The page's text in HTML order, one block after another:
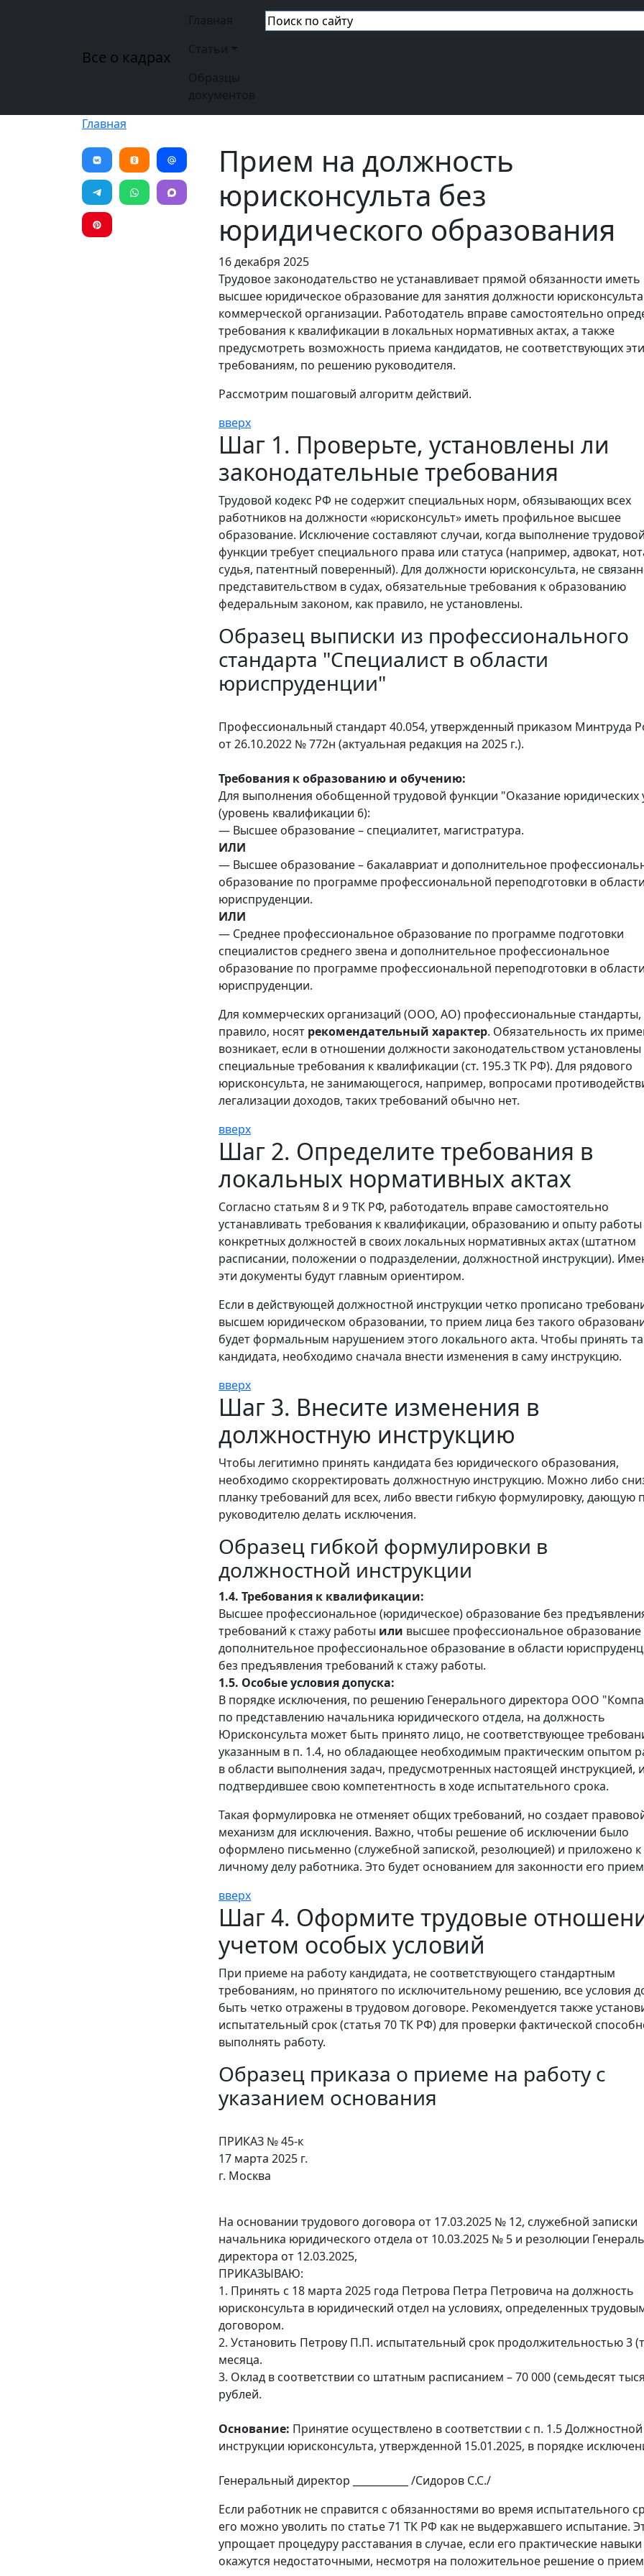
Все о кадрах
Основная навигация
Главная
Прием на должность
юрисконсульта без
юридического образования
16 декабря 2025
Трудовое законодательство не устанавливает прямой обязанности иметь
высшее юридическое образование для занятия должности
коммерческой организации. Работодатель вправе самостоятельно
требования к квалификации в локальных нормативных актах, а также
предусмотреть возможность приема кандидатов, не соответствующих
требованиям, по решению руководителя.
Рассмотрим пошаговый алгоритм действий.
вверх
Шаг 1. Проверьте, установлены ли
законодательные требования
Трудовой кодекс РФ не содержит специальных норм, обязывающих всех
работников на должности «юрисконсульт» иметь профильное высшее
образование. Исключение составляют случаи, когда выполнение трудовой
функции требует специального права или статуса (например, адвокат,
судья, патентный поверенный). Для должности юрисконсульта, не
представительством в судах, обязательные требования к образованию
федеральным законом, как правило, не установлены.
Образец выписки из профессионального
стандарта "Специалист в области
юриспруденции"
Профессиональный стандарт 40.054, утвержденный приказом Минтруда
от 26.10.2022 № 772н (актуальная редакция на 2025 г.).
Требования к образованию и обучению:
Для выполнения обобщенной трудовой функции "Оказание юридических
(уровень квалификации 6):
— Высшее образование – специалитет, магистратура.
ИЛИ
— Высшее образование – бакалавриат и дополнительное
образование по программе профессиональной переподготовки в области
юриспруденции.
ИЛИ
— Среднее профессиональное образование по программе подготовки
специалистов среднего звена и дополнительное профессиональное
образование по программе профессиональной переподготовки в области
юриспруденции.
Для коммерческих организаций (ООО, АО) профессиональные стандарты,
правило, носят рекомендательный характер. Обязательность их
возникает, если в отношении должности законодательством установлены
специальные требования к квалификации (ст. 195.3 ТК РФ). Для рядового
юрисконсульта, не занимающегося, например, вопросами
легализации доходов, таких требований обычно нет.
вверх
Шаг 2. Определите требования в
локальных нормативных актах
Согласно статьям 8 и 9 ТК РФ, работодатель вправе самостоятельно
устанавливать требования к квалификации, образованию и опыту работы
конкретных должностей в своих локальных нормативных актах (штатном
расписании, положении о подразделении, должностной инструкции).
эти документы будут главным ориентиром.
Если в действующей должностной инструкции четко прописано
высшем юридическом образовании, то прием лица без такого
будет формальным нарушением этого локального акта. Чтобы принять
кандидата, необходимо сначала внести изменения в саму инструкцию.
вверх
Шаг 3. Внесите изменения в
должностную инструкцию
Чтобы легитимно принять кандидата без юридического образования,
необходимо скорректировать должностную инструкцию. Можно либо
планку требований для всех, либо ввести гибкую формулировку, дающую
руководителю делать исключения.
Образец гибкой формулировки в
должностной инструкции
1.4. Требования к квалификации:
Высшее профессиональное (юридическое) образование без
требований к стажу работы или высшее профессиональное образование
дополнительное профессиональное образование в области
без предъявления требований к стажу работы.
1.5. Особые условия допуска:
В порядке исключения, по решению Генерального директора ООО
по представлению начальника юридического отдела, на должность
Юрисконсульта может быть принято лицо, не соответствующее
указанным в п. 1.4, но обладающее необходимым практическим опытом
в области выполнения задач, предусмотренных настоящей инструкцией, и
подтвердившее свою компетентность в ходе испытательного срока.
Такая формулировка не отменяет общих требований, но создает
механизм для исключения. Важно, чтобы решение об исключении было
оформлено письменно (служебной запиской, резолюцией) и приложено к
личному делу работника. Это будет основанием для законности его
вверх
Шаг 4. Оформите трудовые
учетом особых условий
При приеме на работу кандидата, не соответствующего стандартным
требованиям, но принятого по исключительному решению, все условия
быть четко отражены в трудовом договоре. Рекомендуется также
испытательный срок (статья 70 ТК РФ) для проверки фактической
выполнять работу.
Образец приказа о приеме на работу с
указанием основания
ПРИКАЗ № 45-к
17 марта 2025 г.
г. Москва
На основании трудового договора от 17.03.2025 № 12, служебной записки
начальника юридического отдела от 10.03.2025 № 5 и резолюции
директора от 12.03.2025,
ПРИКАЗЫВАЮ:
1. Принять с 18 марта 2025 года Петрова Петра Петровича на должность
юрисконсульта в юридический отдел на условиях, определенных
договором.
2. Установить Петрову П.П. испытательный срок продолжительностью 3
месяца.
3. Оклад в соответствии со штатным расписанием – 70 000 (семьдесят
рублей.
Основание: Принятие осуществлено в соответствии с п. 1.5 Должностной
инструкции юрисконсульта, утвержденной 15.01.2025, в порядке
Генеральный директор ___________ /Сидоров С.С./
Если работник не справится с обязанностями во время испытательного
его можно уволить по статье 71 ТК РФ как не выдержавшего испытание.
упрощает процедуру расставания в случае, если его практические навыки
окажутся недостаточными, несмотря на положительное решение о